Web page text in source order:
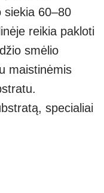
siekia 60–80
reikia pakloti
smėlio
maistinėmis
specialiai